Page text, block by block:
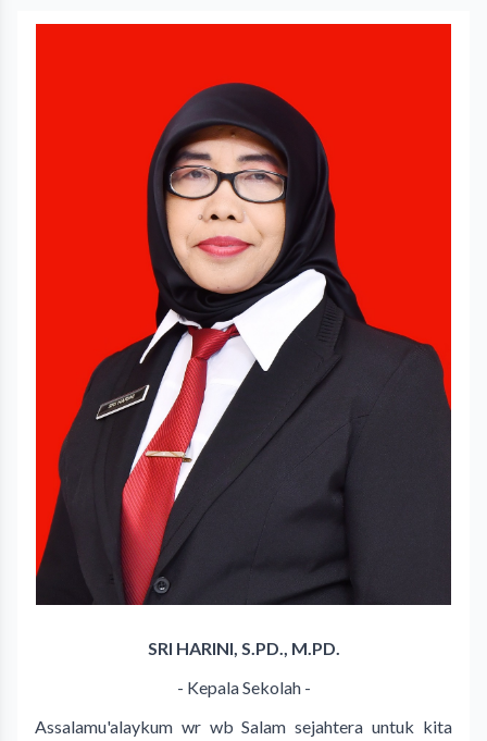
SRI HARINI, S.PD., M.PD.
- Kepala Sekolah -
Assalamu'alaykum wr wb Salam sejahtera untuk kita